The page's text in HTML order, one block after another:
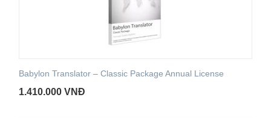
Babylon Translator – Classic Package Annual License
1.410.000 VNĐ